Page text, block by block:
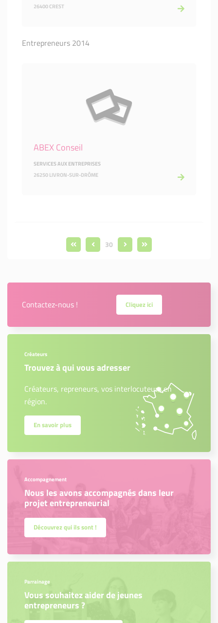
26400 CREST
Entrepreneurs 2014
ABEX Conseil
SERVICES AUX ENTREPRISES
26250 LIVRON-SUR-DRÔME
30
Contactez-nous ! Cliquez ici
Créateurs
Trouvez à qui vous adresser
Créateurs, repreneurs, vos interlocuteurs en
région.
En savoir plus
Accompagnement
Nous les avons accompagnés dans leur
projet entrepreneurial
Découvrez qui ils sont !
Parrainage
Vous souhaitez aider de jeunes
entrepreneurs ?